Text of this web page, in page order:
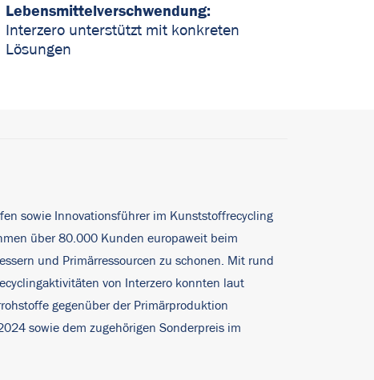
Lebensmittelverschwendung:
Interzero unterstützt mit konkreten
Lösungen
sowie Innovationsführer im Kunststoffrecycling
über 80.000 Kunden europaweit beim
und Primärressourcen zu schonen. Mit rund
von Interzero konnten laut
gegenüber der Primärproduktion
sowie dem zugehörigen Sonderpreis im